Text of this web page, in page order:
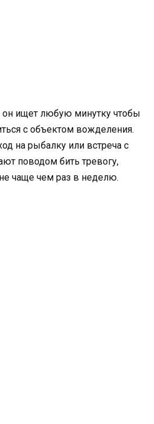
он ищет любую минутку чтобы
с объектом вожделения.
на рыбалку или встреча с
поводом бить тревогу,
чаще чем раз в неделю.